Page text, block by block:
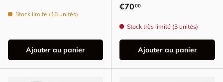
Stock limité (16 unités)
Ajouter au panier
Prix habituel
€7000
Stock très limité (3 unités)
Ajouter au panier